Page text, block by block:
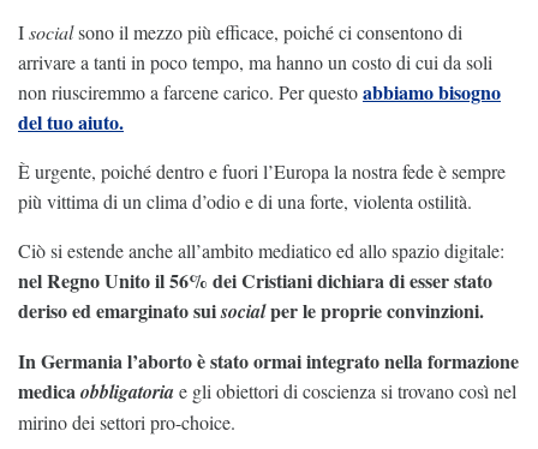
Isocialsono il mezzo più efficace, poiché ci consentono di
arrivare a tanti in poco tempo, ma hanno un costo di cui da soli
non riusciremmo a farcene carico. Per questoabbiamo bisogno
del tuo aiuto.
È urgente, poiché dentro e fuori l’Europa la nostra fede è sempre
più vittima di un clima d’odio e di una forte, violenta ostilità.
Ciò si estende anche all’ambito mediatico ed allo spazio digitale:
nel Regno Unito il 56% dei Cristiani dichiara di esser stato
deriso ed emarginato suisocialper le proprie convinzioni.
In Germania l’aborto è stato ormai integrato nella formazione
medicaobbligatoriae gli obiettori di coscienza si trovano così nel
mirino dei settori pro-choice.